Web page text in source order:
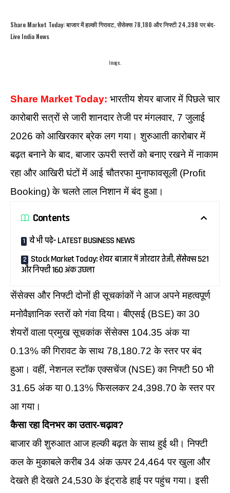
Share Market Today: बाजार में हल्की गिरावट, सेंसेक्स 78,180 और निफ्टी 24,398 पर बंद-
Live India News
Image..
Share Market Today: भारतीय शेयर बाजार में पिछले चार
कारोबारी सत्रों से जारी शानदार तेजी पर मंगलवार, 7 जुलाई
2026 को आखिरकार ब्रेक लग गया। शुरुआती कारोबार में
बढ़त बनाने के बाद, बाजार ऊपरी स्तरों को बनाए रखने में नाकाम
रहा और आखिरी घंटों में आई चौतरफा मुनाफावसूली (Profit
Booking) के चलते लाल निशान में बंद हुआ।
Contents
ये भी पढ़े– LATEST BUSINESS NEWS
Stock Market Today: शेयर बाजार में जोरदार तेजी, सेंसेक्स 521
और निफ्टी 160 अंक उछला
सेंसेक्स और निफ्टी दोनों ही सूचकांकों ने आज अपने महत्वपूर्ण
मनोवैज्ञानिक स्तरों को गंवा दिया। बीएसई (BSE) का 30
शेयरों वाला प्रमुख सूचकांक सेंसेक्स 104.35 अंक या
0.13% की गिरावट के साथ 78,180.72 के स्तर पर बंद
हुआ। वहीं, नेशनल स्टॉक एक्सचेंज (NSE) का निफ्टी 50 भी
31.65 अंक या 0.13% फिसलकर 24,398.70 के स्तर पर
आ गया।
कैसा रहा दिनभर का उतार-चढ़ाव?
बाजार की शुरुआत आज हल्की बढ़त के साथ हुई थी। निफ्टी
कल के मुकाबले करीब 34 अंक ऊपर 24,464 पर खुला और
देखते ही देखते 24,530 के इंट्राडे हाई पर पहुंच गया। इसी